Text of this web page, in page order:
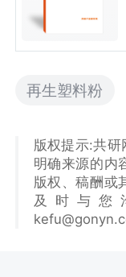
再生塑料粉
版权提示:共研
明确来源的内
版权、稿酬或
及时与您